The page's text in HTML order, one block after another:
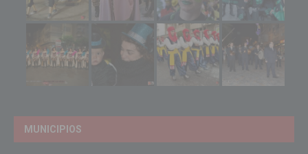
MUNICIPIOS